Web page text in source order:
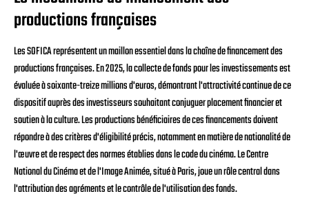
productions françaises
Les SOFICA représentent un maillon essentiel dans la chaîne de financement des
productions françaises. En 2025, la collecte de fonds pour les investissements est
évaluée à soixante-treize millions d'euros, démontrant l'attractivité continue de ce
dispositif auprès des investisseurs souhaitant conjuguer placement financier et
soutien à la culture. Les productions bénéficiaires de ces financements doivent
répondre à des critères d'éligibilité précis, notamment en matière de nationalité de
l'œuvre et de respect des normes établies dans le code du cinéma. Le Centre
National du Cinéma et de l'Image Animée, situé à Paris, joue un rôle central dans
l'attribution des agréments et le contrôle de l'utilisation des fonds.